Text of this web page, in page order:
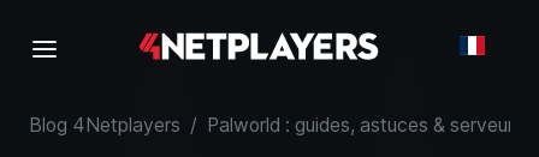
Blog 4Netplayers / Palworld : guides, astuces & serveurs